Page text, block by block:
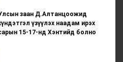
заан Д.Алтанцоожид
үзүүлэх наадам ирэх
15-17-нд Хэнтийд болно